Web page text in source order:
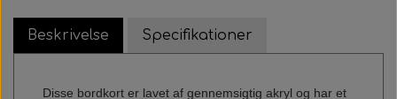
Beskrivelse Specifikationer
Disse bordkort er lavet af gennemsigtig akryl og har et